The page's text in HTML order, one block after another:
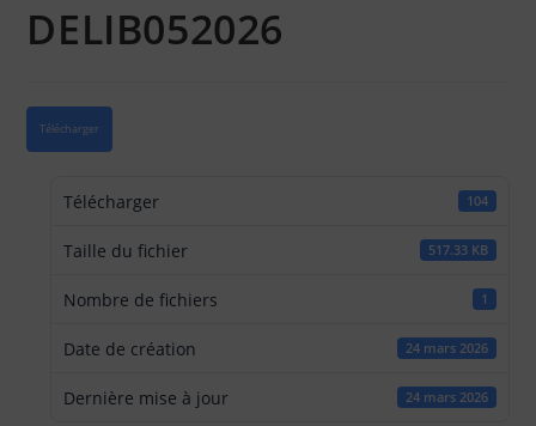
DELIB052026
Télécharger
Télécharger 104
Taille du fichier 517.33 KB
Nombre de fichiers 1
Date de création 24 mars 2026
Dernière mise à jour 24 mars 2026